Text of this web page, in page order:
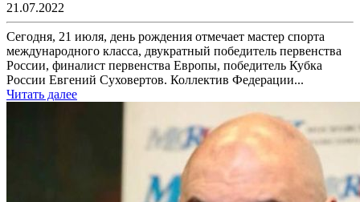
21.07.2022
Сегодня, 21 июля, день рождения отмечает мастер спорта
международного класса, двукратный победитель первенства
России, финалист первенства Европы, победитель Кубка
России Евгений Суховертов. Коллектив Федерации...
Читать далее